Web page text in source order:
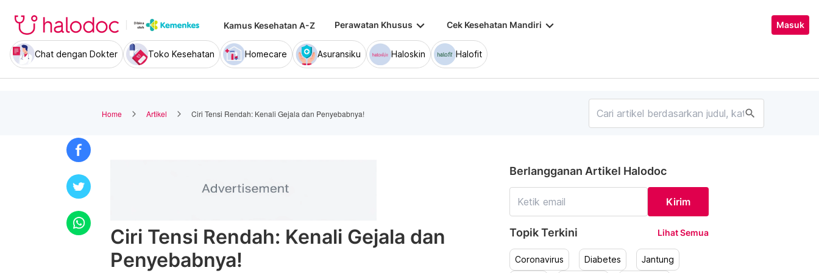
Kamus Kesehatan A-Z Perawatan Khusus keyboard_arrow_down Cek Kesehatan Mandiri keyboard_arrow_down Masuk
Chat dengan Dokter Toko Kesehatan Homecare Asuransiku Haloskin Halofit
Home Artikel Ciri Tensi Rendah: Kenali Gejala dan Penyebabnya! search
Ciri Tensi Rendah: Kenali Gejala dan
Penyebabnya!
Berlangganan Artikel Halodoc
Kirim
Topik Terkini Lihat Semua
Coronavirus Diabetes Jantung